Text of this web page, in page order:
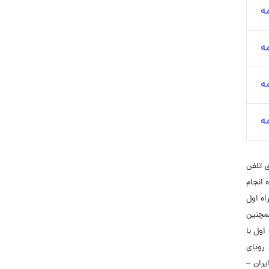
تلفن
انجام
دارد. همراه اول
اول با
–